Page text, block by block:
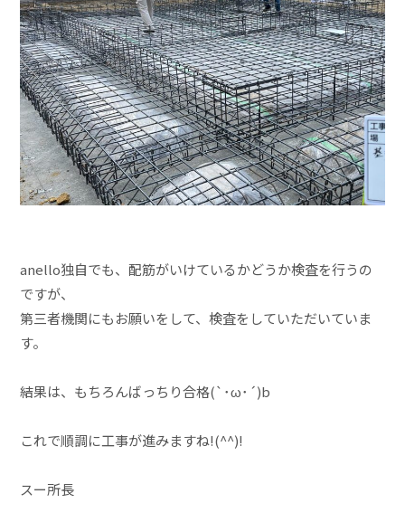
anello独自でも、配筋がいけているかどうか検査を行うの
ですが、
第三者機関にもお願いをして、検査をしていただいていま
す。
結果は、もちろんばっちり合格(`･ω･´)b
これで順調に工事が進みますね!(^^)!
スー所長